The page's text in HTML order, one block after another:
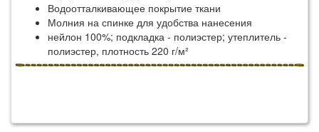
Водоотталкивающее покрытие ткани
Молния на спинке для удобства нанесения
нейлон 100%; подкладка - полиэстер; утеплитель -
полиэстер, плотность 220 г/м²